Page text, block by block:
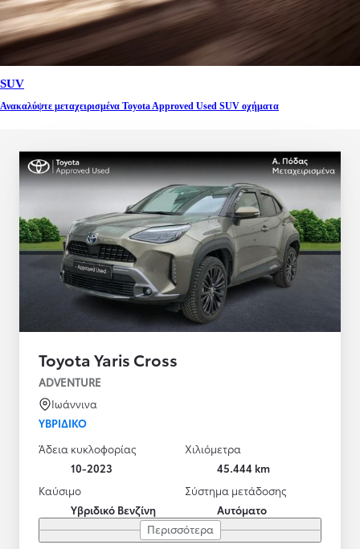
SUV
Ανακαλύψτε μεταχειρισμένα Toyota Approved Used SUV οχήματα
Toyota Yaris Cross
ADVENTURE
Ιωάννινα
ΥΒΡΙΔΙΚΌ
Άδεια κυκλοφορίας
10-2023
Χιλιόμετρα
45.444 km
Καύσιμο
Υβριδικό Βενζίνη
Σύστημα μετάδοσης
Αυτόματο
Περισσότερα